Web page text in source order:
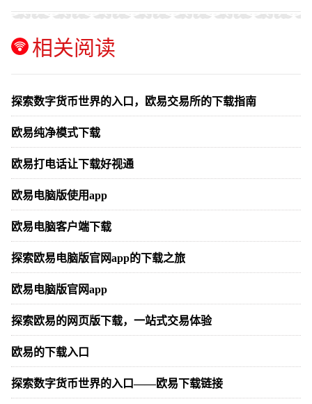
相关阅读
探索数字货币世界的入口，欧易交易所的下载指南
欧易纯净模式下载
欧易打电话让下载好视通
欧易电脑版使用app
欧易电脑客户端下载
探索欧易电脑版官网app的下载之旅
欧易电脑版官网app
探索欧易的网页版下载，一站式交易体验
欧易的下载入口
探索数字货币世界的入口——欧易下载链接